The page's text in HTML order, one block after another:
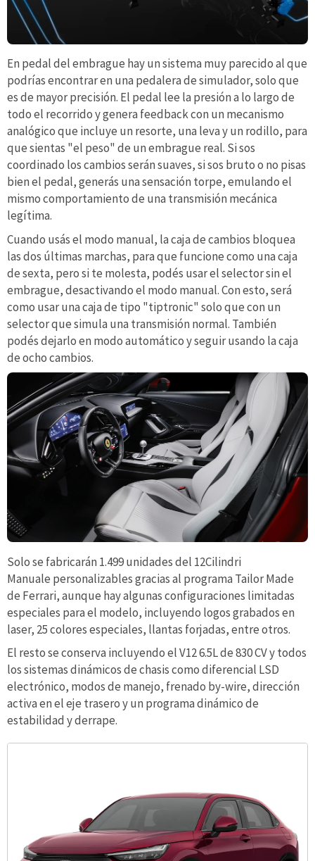
En pedal del embrague hay un sistema muy parecido al que
podrías encontrar en una pedalera de simulador, solo que
es de mayor precisión. El pedal lee la presión a lo largo de
todo el recorrido y genera feedback con un mecanismo
analógico que incluye un resorte, una leva y un rodillo, para
que sientas "el peso" de un embrague real. Si sos
coordinado los cambios serán suaves, si sos bruto o no pisas
bien el pedal, generás una sensación torpe, emulando el
mismo comportamiento de una transmisión mecánica
legítima.
Cuando usás el modo manual, la caja de cambios bloquea
las dos últimas marchas, para que funcione como una caja
de sexta, pero si te molesta, podés usar el selector sin el
embrague, desactivando el modo manual. Con esto, será
como usar una caja de tipo "tiptronic" solo que con un
selector que simula una transmisión normal. También
podés dejarlo en modo automático y seguir usando la caja
de ocho cambios.
Solo se fabricarán 1.499 unidades del 12Cilindri
Manuale personalizables gracias al programa Tailor Made
de Ferrari, aunque hay algunas configuraciones limitadas
especiales para el modelo, incluyendo logos grabados en
laser, 25 colores especiales, llantas forjadas, entre otros.
El resto se conserva incluyendo el V12 6.5L de 830 CV y todos
los sistemas dinámicos de chasis como diferencial LSD
electrónico, modos de manejo, frenado by-wire, dirección
activa en el eje trasero y un programa dinámico de
estabilidad y derrape.